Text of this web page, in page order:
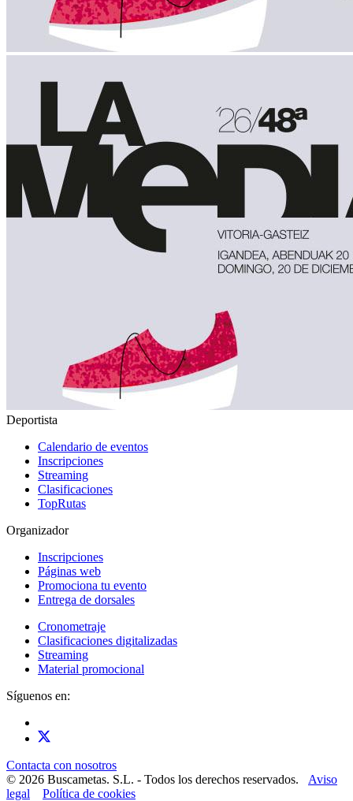
Deportista
Calendario de eventos
Inscripciones
Streaming
Clasificaciones
TopRutas
Organizador
Inscripciones
Páginas web
Promociona tu evento
Entrega de dorsales
Cronometraje
Clasificaciones digitalizadas
Streaming
Material promocional
Síguenos en:
Contacta con nosotros
© 2026 Buscametas. S.L. - Todos los derechos reservados. Aviso
legal
Política de cookies